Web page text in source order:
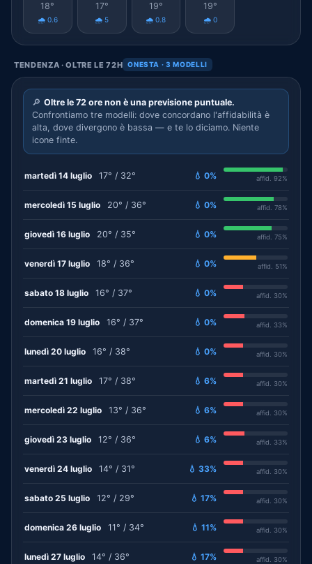
18°
🌧️ 0.6
17°
🌧️ 5
19°
🌧️ 0.8
19°
🌧️ 0
TENDENZA · OLTRE LE 72H ONESTA · 3 MODELLI
🔎 Oltre le 72 ore non è una previsione puntuale.
Confrontiamo tre modelli: dove concordano l'affidabilità è
alta, dove divergono è bassa — e te lo diciamo. Niente
icone finte.
martedì 14 luglio 17° / 32° 💧 0% affid. 92%
mercoledì 15 luglio 20° / 36° 💧 0% affid. 78%
giovedì 16 luglio 20° / 35° 💧 0% affid. 75%
venerdì 17 luglio 18° / 36° 💧 0% affid. 51%
sabato 18 luglio 16° / 37° 💧 0% affid. 30%
domenica 19 luglio 16° / 37° 💧 0% affid. 33%
lunedì 20 luglio 16° / 38° 💧 0% affid. 30%
martedì 21 luglio 17° / 38° 💧 6% affid. 30%
mercoledì 22 luglio 13° / 36° 💧 6% affid. 30%
giovedì 23 luglio 12° / 36° 💧 6% affid. 33%
venerdì 24 luglio 14° / 31° 💧 33% affid. 30%
sabato 25 luglio 12° / 29° 💧 17% affid. 30%
domenica 26 luglio 11° / 34° 💧 11% affid. 30%
lunedì 27 luglio 14° / 36° 💧 17% affid. 30%